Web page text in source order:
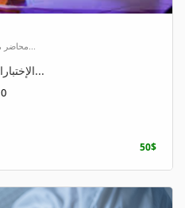
محاضر مادة الكيمياء وباحث في الطاقة...
الإختبارات الكيميائية للأدلة الجنائية في م...
0
50$